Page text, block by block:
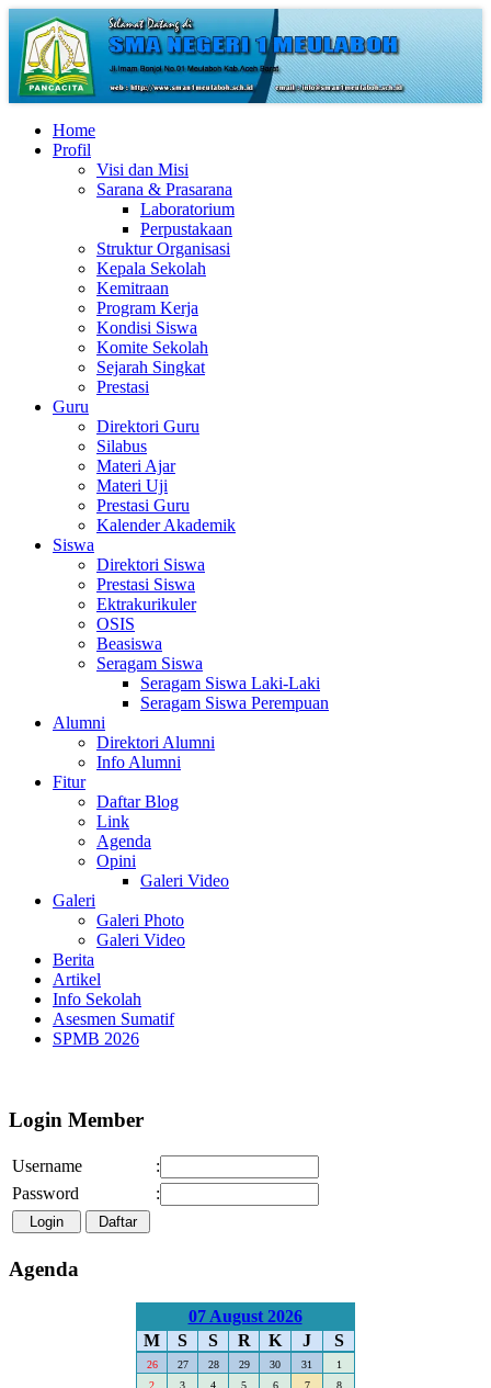
Home
Profil
Visi dan Misi
Sarana & Prasarana
Laboratorium
Perpustakaan
Struktur Organisasi
Kepala Sekolah
Kemitraan
Program Kerja
Kondisi Siswa
Komite Sekolah
Sejarah Singkat
Prestasi
Guru
Direktori Guru
Silabus
Materi Ajar
Materi Uji
Prestasi Guru
Kalender Akademik
Siswa
Direktori Siswa
Prestasi Siswa
Ektrakurikuler
OSIS
Beasiswa
Seragam Siswa
Seragam Siswa Laki-Laki
Seragam Siswa Perempuan
Alumni
Direktori Alumni
Info Alumni
Fitur
Daftar Blog
Link
Agenda
Opini
Galeri Video
Galeri
Galeri Photo
Galeri Video
Berita
Artikel
Info Sekolah
Asesmen Sumatif
SPMB 2026
Login Member
Username
:
Password
:
Agenda
07 August 2026
M
S S R K J S
26 27 28 29 30 31
1
2
3 4 5 6 7
8